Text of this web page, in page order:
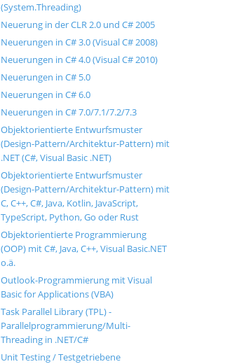
(System.Threading)
Neuerung in der CLR 2.0 und C# 2005
Neuerungen in C# 3.0 (Visual C# 2008)
Neuerungen in C# 4.0 (Visual C# 2010)
Neuerungen in C# 5.0
Neuerungen in C# 6.0
Neuerungen in C# 7.0/7.1/7.2/7.3
Objektorientierte Entwurfsmuster
(Design-Pattern/Architektur-Pattern) mit
.NET (C#, Visual Basic .NET)
Objektorientierte Entwurfsmuster
(Design-Pattern/Architektur-Pattern) mit
C, C++, C#, Java, Kotlin, JavaScript,
TypeScript, Python, Go oder Rust
Objektorientierte Programmierung
(OOP) mit C#, Java, C++, Visual Basic.NET
o.ä.
Outlook-Programmierung mit Visual
Basic for Applications (VBA)
Task Parallel Library (TPL) -
Parallelprogrammierung/Multi-
Threading in .NET/C#
Unit Testing / Testgetriebene